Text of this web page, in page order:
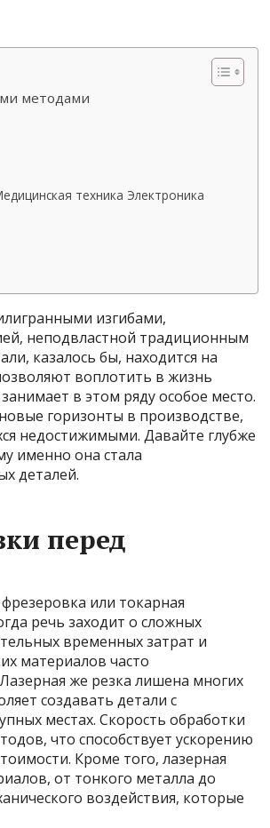
методами
техника Электроника
изгибами,
неподвластной традиционным
казалось бы, находится на
воплотить в жизнь
в этом ряду особое место.
горизонты в производстве,
недостижимыми. Давайте глубже
именно она стала
деталей.
перед
или токарная
речь заходит о сложных
временных затрат и
материалов часто
же резка лишена многих
создавать детали с
местах. Скорость обработки
что способствует ускорению
Кроме того, лазерная
от тонкого металла до
воздействия, которые